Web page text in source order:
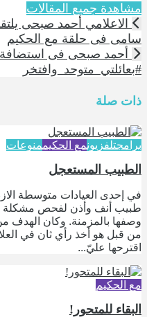
مشاهدة جميع المقالات
الاعلامي أحمد صبحى
سامى فى حلقة مع الحكيم
أحمد صبحى فى استضافة
#بعائلتي_متوحد_وافتخر
ذات صلة
برامجتلفزيونمع الحكيممنوعات
الطبيب المستعجل
في إحدى العيادات متوسطة
طبيب أنف وأذن لفحص مشكلة
وصفها بالمزمنة. وكان الهدف
من قبل هو أخذ رأي ثان في
اقترحها عليّ...
مع الحكيم
البقاء للمتحور!